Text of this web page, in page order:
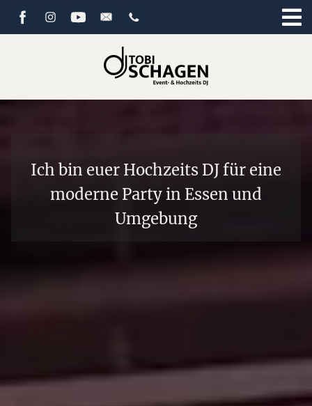
Ich bin euer Hochzeits DJ für eine
moderne Party in Essen und
Umgebung